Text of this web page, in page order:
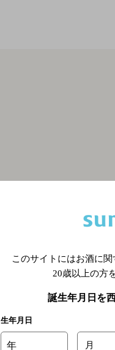
関
このサイトにはお酒に関
20歳以上の方
誕生年月日を
生年月日
年 月